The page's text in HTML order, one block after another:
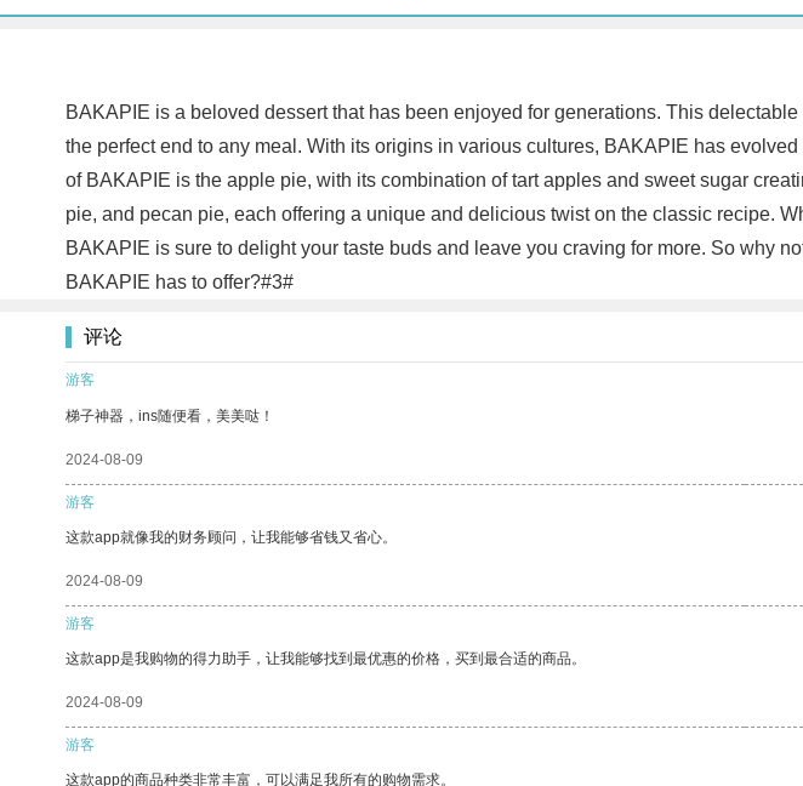
BAKAPIE is a beloved dessert that has been enjoyed for generations. This
the perfect end to any meal. With its origins in various cultures, BAKAPIE has
of BAKAPIE is the apple pie, with its combination of tart apples and sweet sugar
pie, and pecan pie, each offering a unique and delicious twist on the classic recipe.
BAKAPIE is sure to delight your taste buds and leave you craving for more. So why
BAKAPIE has to offer?#3#
评论
游客
梯子神器，ins随便看，美美哒！
2024-08-09
游客
这款app就像我的财务顾问，让我能够省钱又省心。
2024-08-09
游客
这款app是我购物的得力助手，让我能够找到最优惠的价格，买到最合适的商品。
2024-08-09
游客
这款app的商品种类非常丰富，可以满足我所有的购物需求。